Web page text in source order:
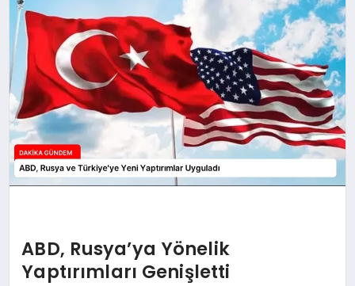
SIYASET
SAĞLIK
DÜNYA
EĞITIM
ABD, Rusya’ya Yönelik
Yaptırımları Genişletti